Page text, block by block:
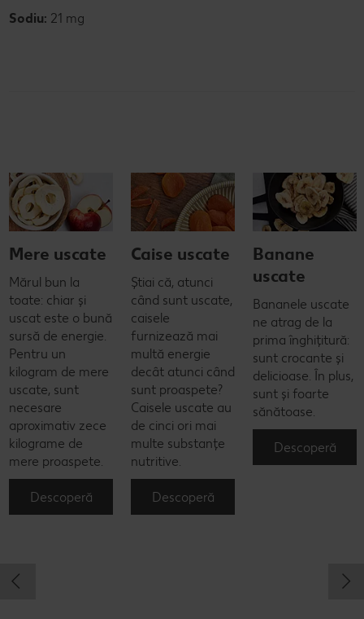
Sodiu: 21 mg
Mere uscate
Mărul bun la
toate: chiar și
uscat este o bună
sursă de energie.
Pentru un
kilogram de mere
uscate, sunt
necesare
aproximativ zece
kilograme de
mere proaspete.
Descoperă
Caise uscate
Știai că, atunci
când sunt uscate,
caisele
furnizează mai
multă energie
decât atunci când
sunt proaspete?
Caisele uscate au
de cinci ori mai
multe substanțe
nutritive.
Descoperă
Banane
uscate
Bananele uscate
ne atrag de la
prima înghițitură:
sunt crocante și
delicioase. În plus,
sunt și foarte
sănătoase.
Descoperă